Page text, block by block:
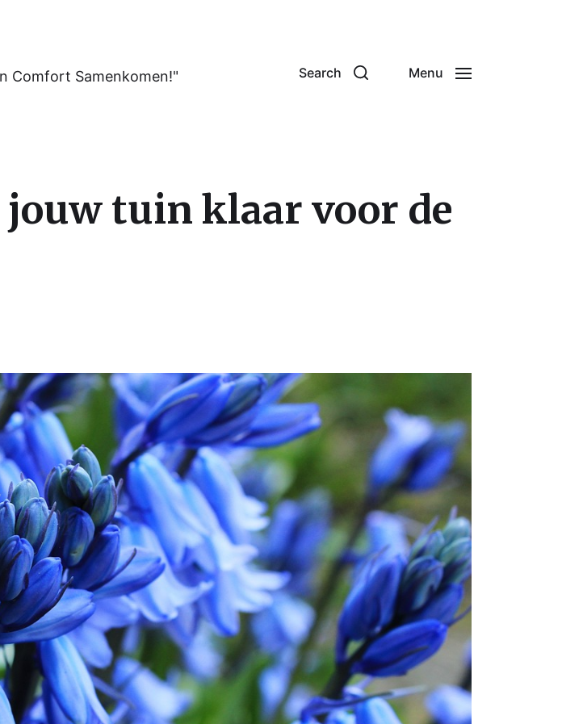
Comfort Samenkomen!" Search Menu
tuin klaar voor de